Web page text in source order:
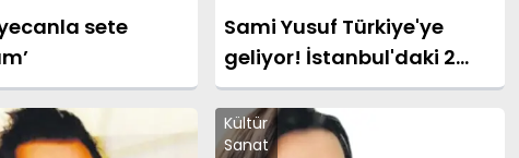
sete
Sami Yusuf Türkiye'ye
geliyor! İstanbul'daki 2
dev konser öncesi 10
Ağustos sürprizi
Kültür
Sanat